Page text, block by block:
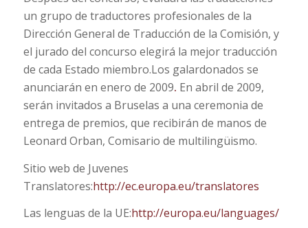
un grupo de traductores profesionales de la
Dirección General de Traducción de la Comisión, y
el jurado del concurso elegirá la mejor traducción
de cada Estado miembro.Los galardonados se
anunciarán en enero de 2009. En abril de 2009,
serán invitados a Bruselas a una ceremonia de
entrega de premios, que recibirán de manos de
Leonard Orban, Comisario de multilingüismo.
Sitio web de Juvenes
Translatores:http://ec.europa.eu/translatores
Las lenguas de la UE:http://europa.eu/languages/